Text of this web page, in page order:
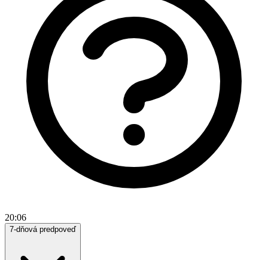
20:06
7-dňová predpoveď